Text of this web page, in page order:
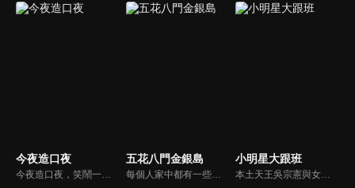
今夜造口夜
今夜造口夜，笑鬧一整夜。以網路自製嘲諷節目走紅、在網路擁有廣大支持群眾和影響力的主播「視網膜」，藉此一揉合綜藝與喜劇之談話性節目，帶觀眾以輕鬆之方式，瞭解時下最熱門、最能引起共鳴的社會議題、現象和人物。 多元的切入角度、最輕鬆易懂的議題剖析、言論尺度不設限！
五花八門金銀島
每個人家中都有一些寶物，但是也許你把這些寶物當成廢物！不管是寶物還是廢物，快把它帶來金銀島變現金吧！節目邀請來賓分享與其寶物之間的故事，還會安排不同領域的「鑒定大師」來對物品進行估價，現場並有明星意見團，用一般收藏家的角度來給予意見。
小明星大跟班
本土天王吳宗憲與女兒吳姍儒（Sandy）搭檔主持，每集邀請來賓暢談演藝圈大小事，父女檔聯手笑果十足，老梗搭上新世代，最新組合強勢登場！